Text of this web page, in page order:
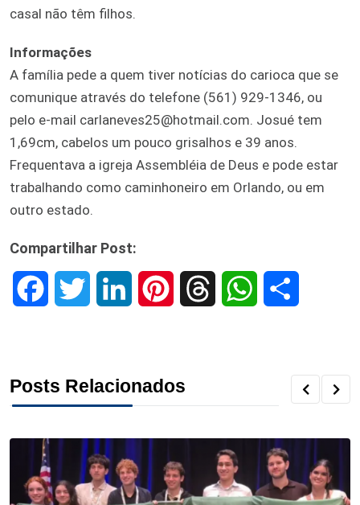
casal não têm filhos.
Informações
A família pede a quem tiver notícias do carioca que se
comunique através do telefone (561) 929-1346, ou
pelo e-mail carlaneves25@hotmail.com. Josué tem
1,69cm, cabelos um pouco grisalhos e 39 anos.
Frequentava a igreja Assembléia de Deus e pode estar
trabalhando como caminhoneiro em Orlando, ou em
outro estado.
Compartilhar Post:
e
o
o
t
e
r
k
d
I
t
r
e
d
s p
Posts Relacionados